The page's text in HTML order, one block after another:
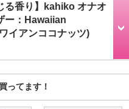
る香り】kahiko オナオ
ー：Hawaiian
イアンココナッツ)
ってます！